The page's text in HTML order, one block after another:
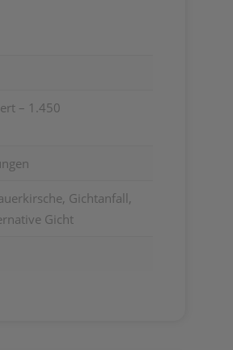
– 1.450
Gichtanfall,
Gicht